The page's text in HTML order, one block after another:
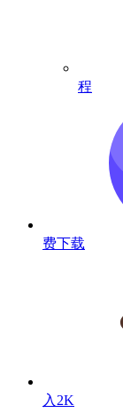
程
费下载
入2K